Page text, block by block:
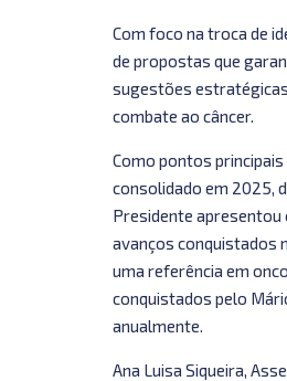
Com foco na troca de
de propostas que
sugestões
combate ao câncer.
Como pontos
consolidado em 2025,
Presidente apresentou
avanços conquistados
uma referência em
conquistados pelo
anualmente.
Ana Luisa Siqueira,